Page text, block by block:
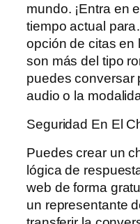
mundo. ¡Entra en
tiempo actual
opción de citas en
son más del tipo
puedes conversar
audio o la
Seguridad En El
Puedes crear un
lógica de
web de forma
un representante